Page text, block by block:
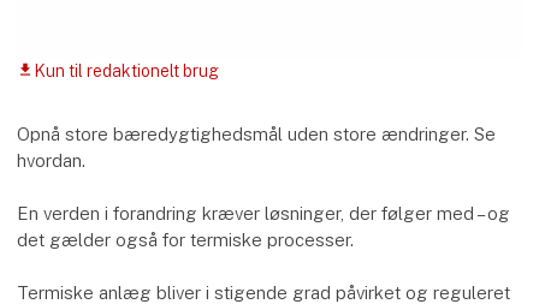
download Kun til redaktionelt brug
Opnå store bæredygtighedsmål uden store ændringer. Se
hvordan.
En verden i forandring kræver løsninger, der følger med – og
det gælder også for termiske processer.
Termiske anlæg bliver i stigende grad påvirket og reguleret